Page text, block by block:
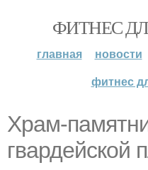
ФИТНЕС
главная новости
фитнес
Храм-
гвардейской